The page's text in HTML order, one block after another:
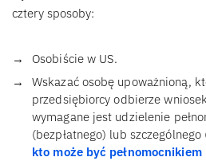
cztery sposoby:
Osobiście w US.
Wskazać osobę upoważnioną,
przedsiębiorcy odbierze
wymagane jest udzielenie
(bezpłatnego) lub
kto może być pełnomocnikiem